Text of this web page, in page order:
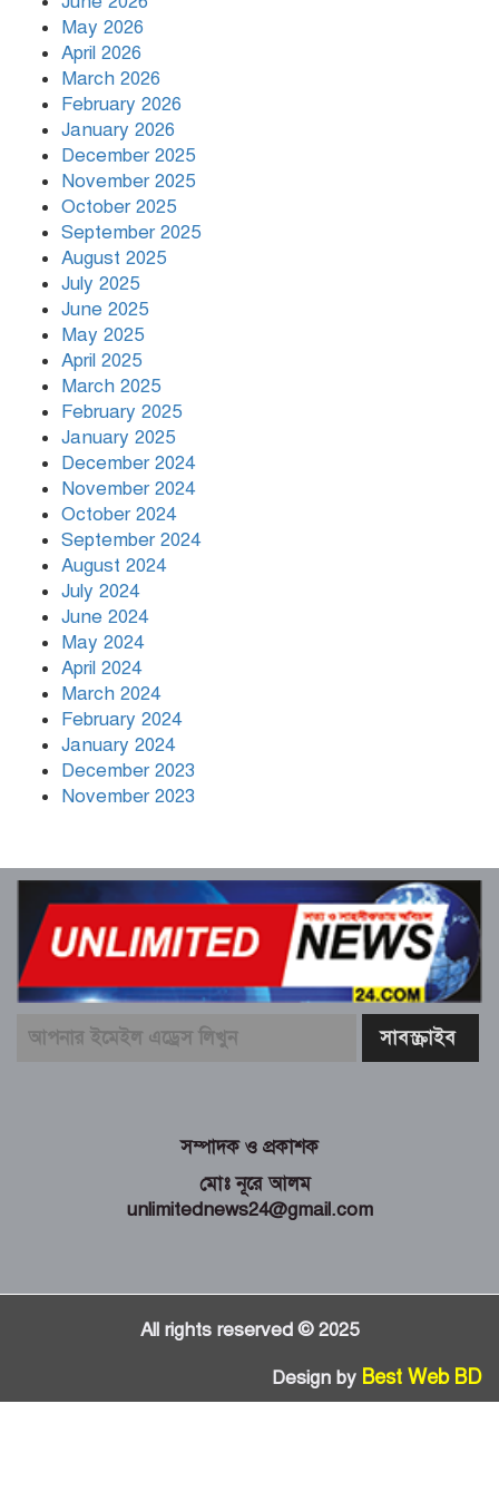
শুরু হয়ে গেছে: পাটওয়ারী
বাংলাদেশ আর কখনো তাবেদারি রাষ্ট্রে
পরিণত হবে না
May 2026
April 2026
March 2026
February 2026
January 2026
December 2025
November 2025
October 2025
September 2025
August 2025
July 2025
June 2025
May 2025
April 2025
March 2025
February 2025
January 2025
December 2024
November 2024
October 2024
September 2024
August 2024
July 2024
June 2024
May 2024
April 2024
March 2024
February 2024
January 2024
December 2023
November 2023
সম্পাদক ও প্রকাশক
মোঃ নূরে আলম
unlimitednews24@gmail.com
All rights reserved © 2025
Design by Best Web BD